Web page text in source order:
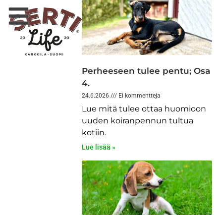
Perheeseen tulee pentu; Osa
4.
24.6.2026 Ei kommentteja
Lue mitä tulee ottaa huomioon
uuden koiranpennun tultua
kotiin.
Lue lisää »